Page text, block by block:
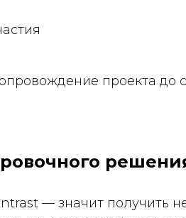
проекта до
— значит получить